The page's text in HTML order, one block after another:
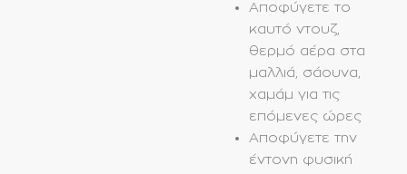
Αποφύγετε το
καυτό ντουζ,
θερμό αέρα στα
μαλλιά, σάουνα,
χαμάμ για τις
επόμενες ώρες
Αποφύγετε την
έντονη φυσική